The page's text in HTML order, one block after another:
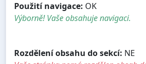
Použití navigace: OK
Výborně! Vaše obsahuje navigaci.
Rozdělení obsahu do sekcí: NE